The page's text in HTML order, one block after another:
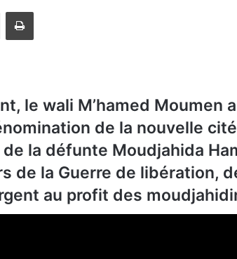
le wali M’hamed Moumen
de la nouvelle
la défunte Moudjahida
de la Guerre de libération,
au profit des